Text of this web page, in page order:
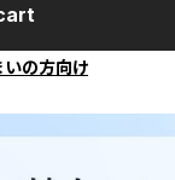
いの方向け